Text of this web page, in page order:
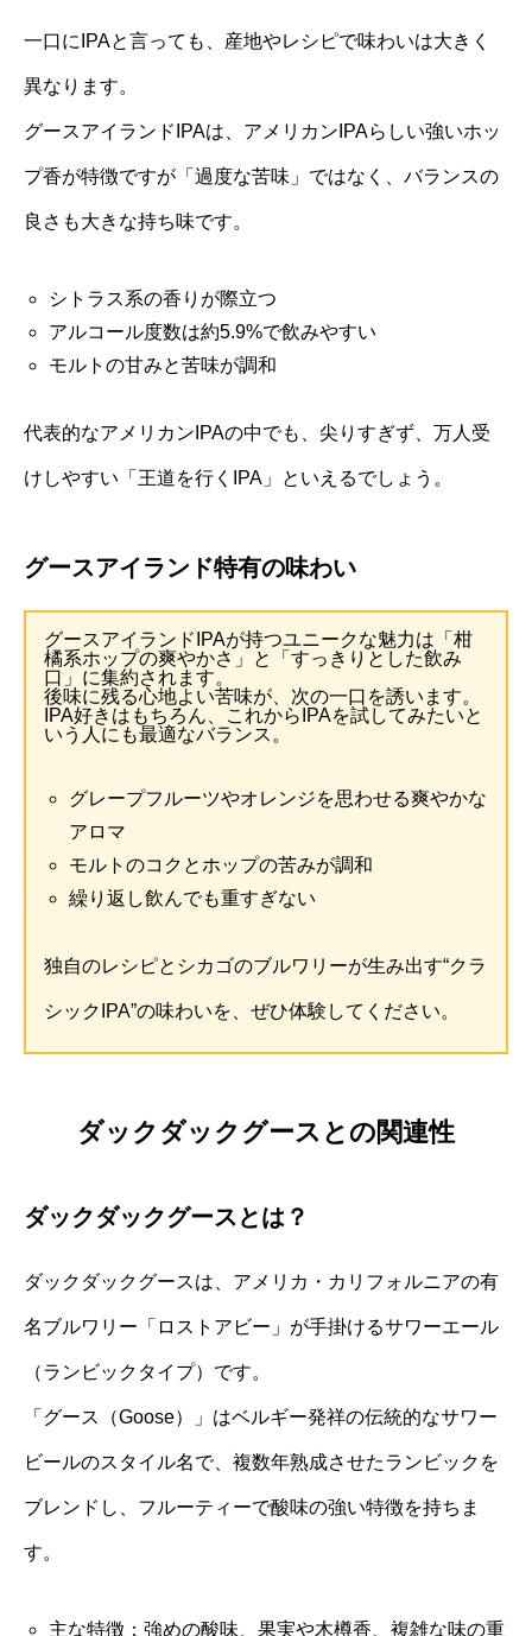
一口にIPAと言っても、産地やレシピで味わいは大きく
異なります。
グースアイランドIPAは、アメリカンIPAらしい強いホッ
プ香が特徴ですが「過度な苦味」ではなく、バランスの
良さも大きな持ち味です。
シトラス系の香りが際立つ
アルコール度数は約5.9%で飲みやすい
モルトの甘みと苦味が調和
代表的なアメリカンIPAの中でも、尖りすぎず、万人受
けしやすい「王道を行くIPA」といえるでしょう。
グースアイランド特有の味わい
グースアイランドIPAが持つユニークな魅力は「柑
橘系ホップの爽やかさ」と「すっきりとした飲み
口」に集約されます。
後味に残る心地よい苦味が、次の一口を誘います。
IPA好きはもちろん、これからIPAを試してみたいと
いう人にも最適なバランス。
グレープフルーツやオレンジを思わせる爽やかな
アロマ
モルトのコクとホップの苦みが調和
繰り返し飲んでも重すぎない
独自のレシピとシカゴのブルワリーが生み出す“クラ
シックIPA”の味わいを、ぜひ体験してください。
ダックダックグースとの関連性
ダックダックグースとは？
ダックダックグースは、アメリカ・カリフォルニアの有
名ブルワリー「ロストアビー」が手掛けるサワーエール
（ランビックタイプ）です。
「グース（Goose）」はベルギー発祥の伝統的なサワー
ビールのスタイル名で、複数年熟成させたランビックを
ブレンドし、フルーティーで酸味の強い特徴を持ちま
す。
主な特徴：強めの酸味、果実や木樽香、複雑な味の重